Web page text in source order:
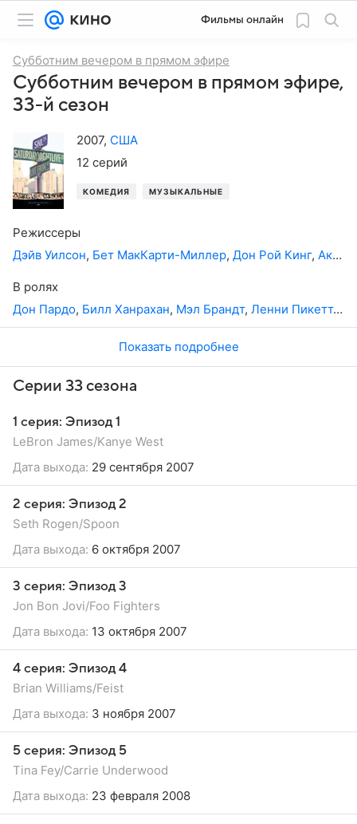
Фильмы онлайн
Субботним вечером в прямом эфире
Субботним вечером в прямом эфире,
33-й сезон
2007, США
12 серий
КОМЕДИЯ МУЗЫКАЛЬНЫЕ
Режиссеры
Дэйв Уилсон, Бет МакКарти-Миллер, Дон Рой Кинг, Акива Шаффер
В ролях
Дон Пардо, Билл Ханрахан, Мэл Брандт, Ленни Пикетт,
Показать подробнее
Серии 33 сезона
1 серия: Эпизод 1
LeBron James/Kanye West
Дата выхода: 29 сентября 2007
2 серия: Эпизод 2
Seth Rogen/Spoon
Дата выхода: 6 октября 2007
3 серия: Эпизод 3
Jon Bon Jovi/Foo Fighters
Дата выхода: 13 октября 2007
4 серия: Эпизод 4
Brian Williams/Feist
Дата выхода: 3 ноября 2007
5 серия: Эпизод 5
Tina Fey/Carrie Underwood
Дата выхода: 23 февраля 2008